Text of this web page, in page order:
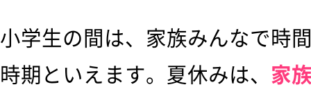
小学生の間は、家族みんなで時
時期といえます。夏休みは、 家